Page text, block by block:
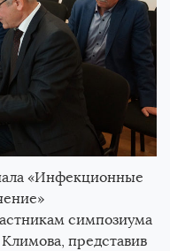
«Инфекционные
симпозиума
представив